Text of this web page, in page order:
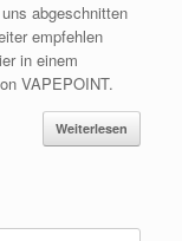
abgeschnitten
empfehlen
in einem
VAPEPOINT.
Weiterlesen